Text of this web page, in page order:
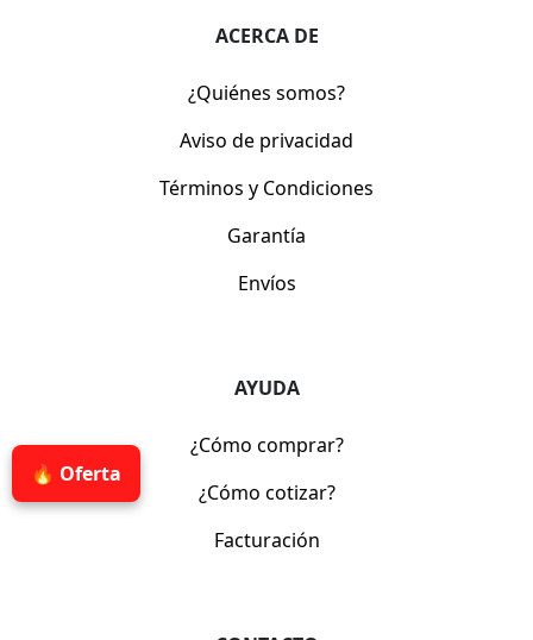
🔥 Oferta
ACERCA DE
¿Quiénes somos?
Aviso de privacidad
Términos y Condiciones
Garantía
Envíos
AYUDA
¿Cómo comprar?
¿Cómo cotizar?
Facturación